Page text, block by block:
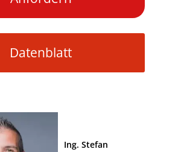
Datenblatt
Ing. Stefan